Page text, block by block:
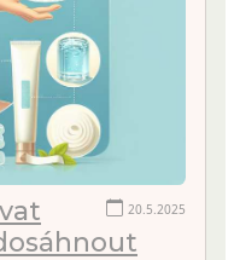
20.5.2025